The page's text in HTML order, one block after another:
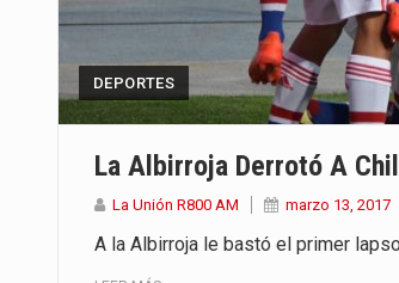
DEPORTES
La Albirroja Derrotó A
La Unión R800 AM marzo 13, 2017
A la Albirroja le bastó el primer